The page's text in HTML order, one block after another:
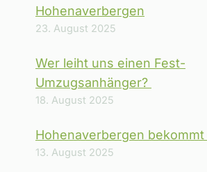
Hohenaverbergen
23. August 2025
Wer leiht uns einen Fest-
Umzugsanhänger?
18. August 2025
Hohenaverbergen
13. August 2025